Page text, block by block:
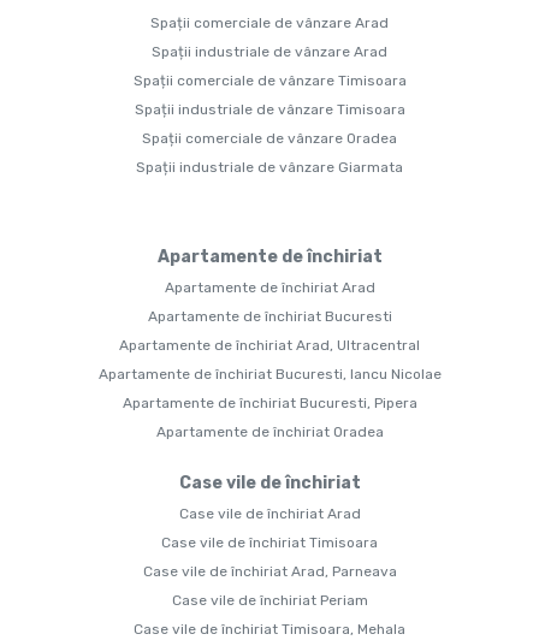
Spații comerciale de vânzare Arad
Spații industriale de vânzare Arad
Spații comerciale de vânzare Timisoara
Spații industriale de vânzare Timisoara
Spații comerciale de vânzare Oradea
Spații industriale de vânzare Giarmata
Apartamente de închiriat
Apartamente de închiriat Arad
Apartamente de închiriat Bucuresti
Apartamente de închiriat Arad, Ultracentral
Apartamente de închiriat Bucuresti, Iancu Nicolae
Apartamente de închiriat Bucuresti, Pipera
Apartamente de închiriat Oradea
Case vile de închiriat
Case vile de închiriat Arad
Case vile de închiriat Timisoara
Case vile de închiriat Arad, Parneava
Case vile de închiriat Periam
Case vile de închiriat Timisoara, Mehala